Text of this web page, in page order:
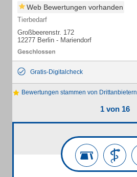
Web Bewertungen vorhanden
Tierbedarf
Großbeerenstr. 172
12277 Berlin - Mariendorf
Gratis-Digitalcheck
Bewertungen stammen von Drittanbietern
1 von 16